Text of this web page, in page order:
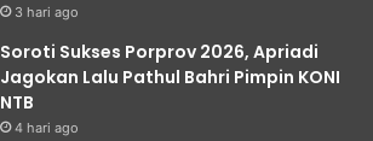
3 hari ago
Soroti Sukses Porprov 2026, Apriadi
Jagokan Lalu Pathul Bahri Pimpin KONI
NTB
4 hari ago